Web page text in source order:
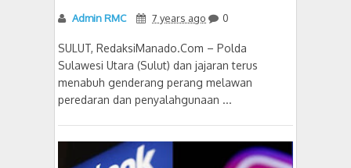
Admin RMC 7 years ago 0
SULUT, RedaksiManado.Com – Polda
Sulawesi Utara (Sulut) dan jajaran terus
menabuh genderang perang melawan
peredaran dan penyalahgunaan ...